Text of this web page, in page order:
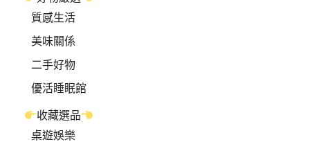
質感生活
美味關係
二手好物
優活睡眠館
收藏選品
桌遊娛樂